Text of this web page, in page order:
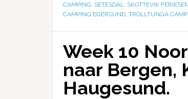
CAMPING, SETESDAL, SKOTTEVIK
CAMPING EGERSUND, TROLLTUNGA
Week 10
naar Bergen,
Haugesund.